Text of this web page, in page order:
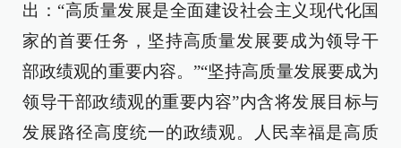
出：“高质量发展是全面建设社会主义现代化国
家的首要任务，坚持高质量发展要成为领导干
部政绩观的重要内容。”“坚持高质量发展要成为
领导干部政绩观的重要内容”内含将发展目标与
发展路径高度统一的政绩观。人民幸福是高质